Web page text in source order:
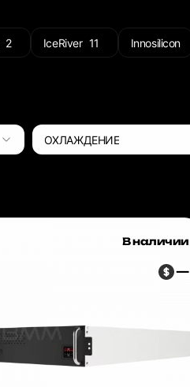
2 IceRiver 11 Innosilicon
ОХЛАЖДЕНИЕ
—
В наличии